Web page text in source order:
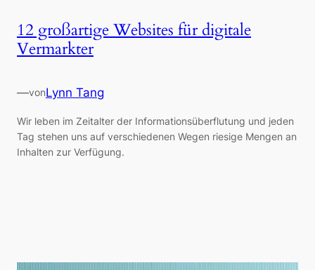
12 großartige Websites für digitale
Vermarkter
—vonLynn Tang
Wir leben im Zeitalter der Informationsüberflutung und jeden
Tag stehen uns auf verschiedenen Wegen riesige Mengen an
Inhalten zur Verfügung.